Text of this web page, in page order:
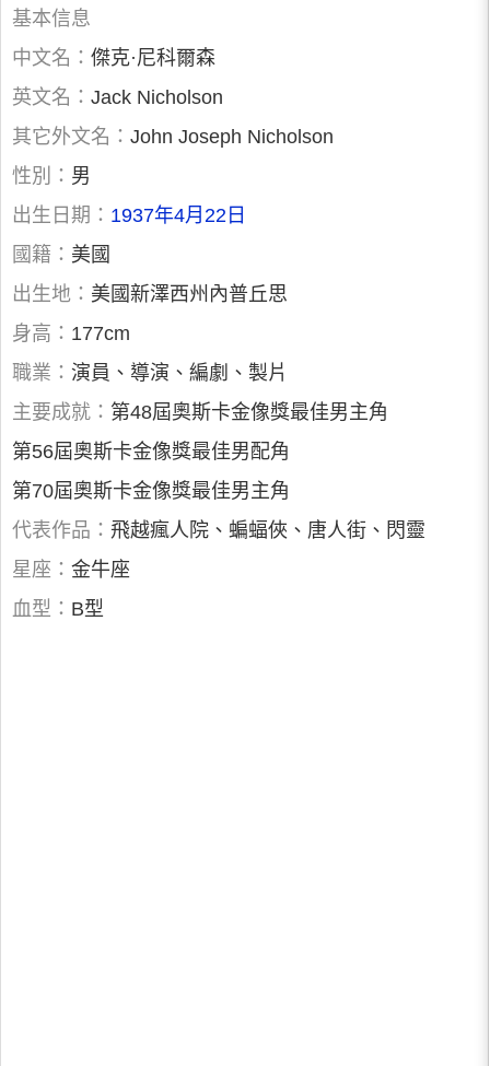
基本信息
中文名： 傑克·尼科爾森
英文名： Jack Nicholson
其它外文名： John Joseph Nicholson
性別： 男
出生日期： 1937年4月22日
國籍： 美國
出生地： 美國新澤西州內普丘思
身高： 177cm
職業： 演員、導演、編劇、製片
主要成就： 第48屆奧斯卡金像獎最佳男主角
第56屆奧斯卡金像獎最佳男配角
第70屆奧斯卡金像獎最佳男主角
代表作品： 飛越瘋人院、蝙蝠俠、唐人街、閃靈
星座： 金牛座
血型： B型